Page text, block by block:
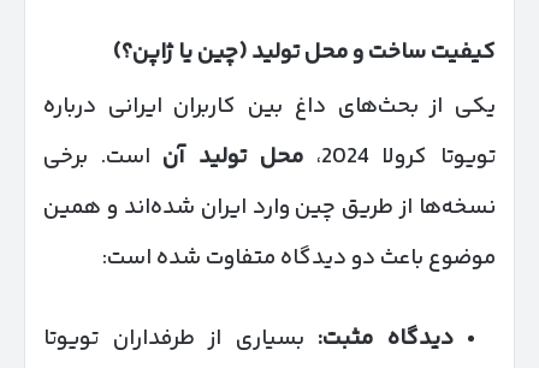
کیفیت ساخت و محل تولید (چین یا ژاپن؟)
یکی از بحث‌های داغ بین کاربران ایرانی درباره
تویوتا کرولا 2024،
محل تولید آن است. برخی
نسخه‌ها از طریق چین وارد ایران شده‌اند و همین
موضوع باعث دو دیدگاه متفاوت شده است:
دیدگاه مثبت: بسیاری از طرفداران تویوتا